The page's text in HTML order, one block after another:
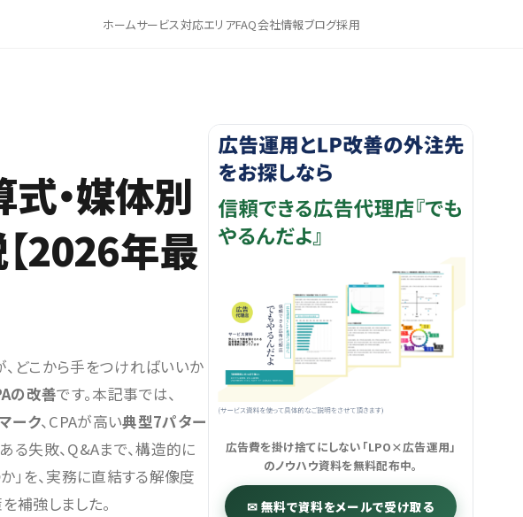
ホームサービス対応エリアFAQ会社情報ブログ採用
・媒体別
2026年最
、どこから手をつければいいか
の改善です。本記事では、
ーク、CPAが高い典型7パター
る失敗、Q&Aまで、構造的に
」を、実務に直結する解像度
補強しました。
広告費を掛け捨てにしない「LPO×広告運用」
のノウハウ資料を無料配布中。
✉ 無料で資料をメールで受け取る